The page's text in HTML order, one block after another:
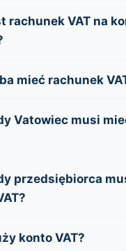
rachunek VAT na
mieć rachunek
Vatowiec musi
przedsiębiorca
konto VAT?